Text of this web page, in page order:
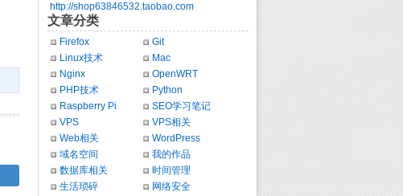
http://shop63846532.taobao.com
文章分类
Firefox
Git
Linux技术
Mac
Nginx
OpenWRT
PHP技术
Python
Raspberry Pi
SEO学习笔记
VPS
VPS相关
Web相关
WordPress
域名空间
我的作品
数据库相关
时间管理
生活琐碎
网络安全